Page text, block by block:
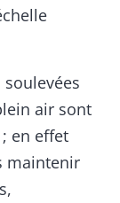
air sont
en effet
maintenir